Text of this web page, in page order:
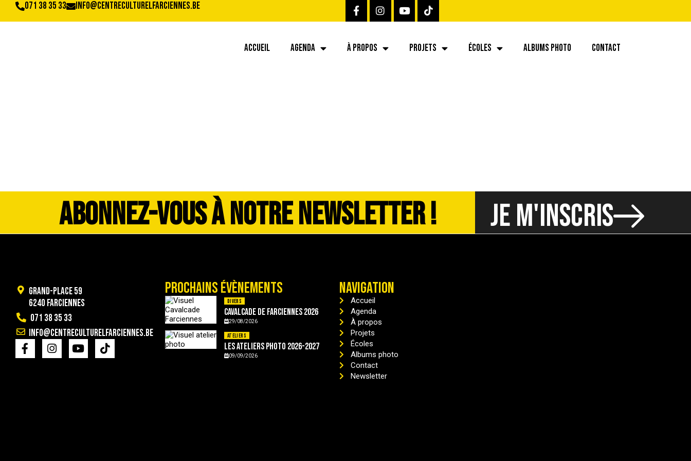
071 38 35 33 info@centreculturelfarciennes.be
ACCUEIL AGENDA À PROPOS PROJETS ÉCOLES ALBUMS PHOTO CONTACT
ABONNEZ-VOUS À NOTRE NEWSLETTER ! JE M'INSCRIS
Grand-Place 59
6240 Farciennes
071 38 35 33
info@centreculturelfarciennes.be
PROCHAINS ÉVÈNEMENTS
Divers
Cavalcade de Farciennes 2026
29/08/2026
Ateliers
Les ateliers photo 2026-2027
09/09/2026
NAVIGATION
Accueil
Agenda
À propos
Projets
Écoles
Albums photo
Contact
Newsletter